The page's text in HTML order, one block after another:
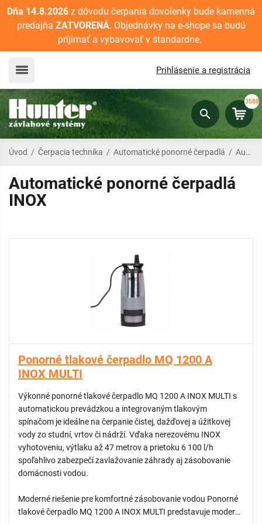
Dňa 14.8.2026 z dôvodu čerpania dovolenky bude kamenná
predajňa ZATVORENÁ. Objednávky na e-shope sa budú
príjímať a vybavovať v štandardne.
Prihlásenie a registrácia
3588
Úvod / Čerpacia technika / Automatické ponorné čerpadlá / Automatické ponorné čerpadlá INOX
Automatické ponorné čerpadlá
INOX
Ponorné tlakové čerpadlo MQ 1200 A
INOX MULTI
Výkonné ponorné tlakové čerpadlo MQ 1200 A INOX MULTI s
automatickou prevádzkou a integrovaným tlakovým
spínačom je ideálne na čerpanie čistej, dažďovej a úžitkovej
vody zo studní, vrtov či nádrží. Vďaka nerezovému INOX
vyhotoveniu, výtlaku až 47 metrov a prietoku 6 100 l/h
spoľahlivo zabezpečí zavlažovanie záhrady aj zásobovanie
domácnosti vodou.
Moderné riešenie pre komfortné zásobovanie vodou Ponorné
tlakové čerpadlo MQ 1200 A INOX MULTI predstavuje moderné